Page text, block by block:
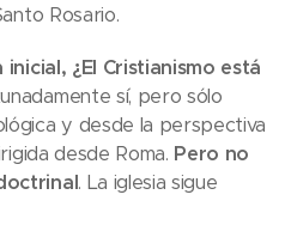
Rosario.
¿El Cristianismo está
sí, pero sólo
y desde la perspectiva
desde Roma. Pero no
. La iglesia sigue